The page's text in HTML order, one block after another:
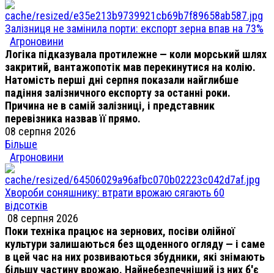
Залізниця не замінила порти: експорт зерна впав на 73%
Агроновини
Логіка підказувала протилежне — коли морський шлях
закритий, вантажопотік мав перекинутися на колію.
Натомість перші дні серпня показали найглибше
падіння залізничного експорту за останні роки.
Причина не в самій залізниці, і представник
перевізника назвав її прямо.
08 серпня 2026
Більше
Агроновини
Хвороби соняшнику: втрати врожаю сягають 60
відсотків
08 серпня 2026
Поки техніка працює на зернових, посіви олійної
культури залишаються без щоденного огляду — і саме
в цей час на них розвиваються збудники, які знімають
більшу частину врожаю. Найнебезпечніший із них б'є